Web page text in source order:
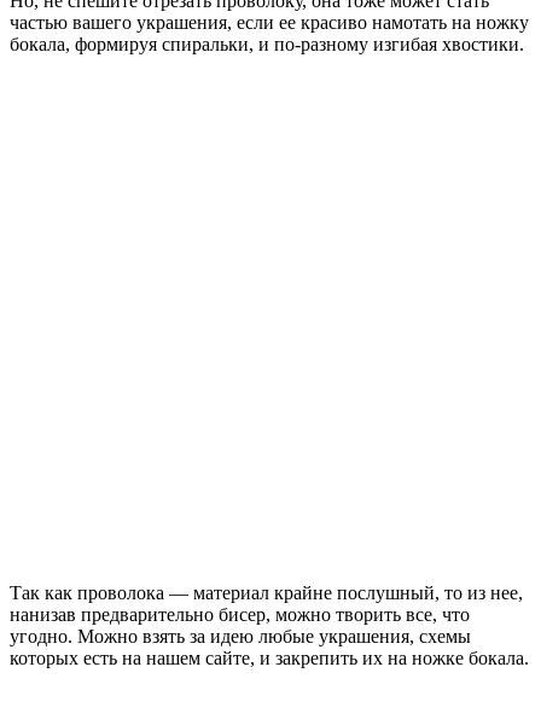
частью вашего украшения, если ее красиво намотать на ножку
бокала, формируя спиральки, и по-разному изгибая хвостики.
Так как проволока — материал крайне послушный, то из нее,
нанизав предварительно бисер, можно творить все, что
угодно. Можно взять за идею любые украшения, схемы
которых есть на нашем сайте, и закрепить их на ножке бокала.